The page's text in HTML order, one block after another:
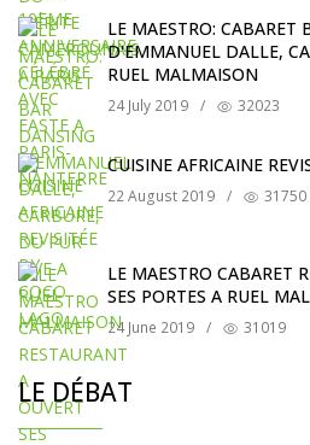
LE MAESTRO: CABARET
D'EMMANUEL DALLE,
RUEL MALMAISON
24 July 2019 / 32023
CUISINE AFRICAINE
22 August 2019 / 31750
LE MAESTRO CABARET
SES PORTES A RUEL
24 June 2019 / 31019
LE DÉBAT